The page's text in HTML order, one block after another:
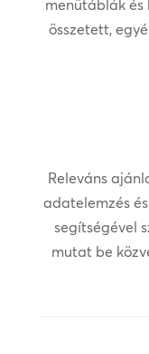
menütáblák és
összetett,
Releváns
adatelemzés
segítségével
mutat be